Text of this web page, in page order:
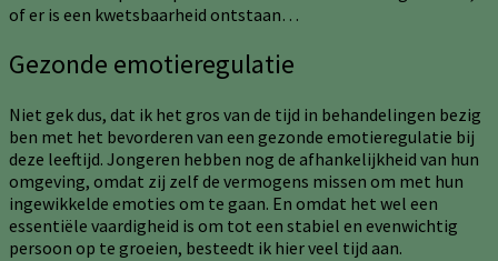
of er is een kwetsbaarheid ontstaan…
Gezonde emotieregulatie
Niet gek dus, dat ik het gros van de tijd in behandelingen bezig
ben met het bevorderen van een gezonde emotieregulatie bij
deze leeftijd. Jongeren hebben nog de afhankelijkheid van hun
omgeving, omdat zij zelf de vermogens missen om met hun
ingewikkelde emoties om te gaan. En omdat het wel een
essentiële vaardigheid is om tot een stabiel en evenwichtig
persoon op te groeien, besteedt ik hier veel tijd aan.